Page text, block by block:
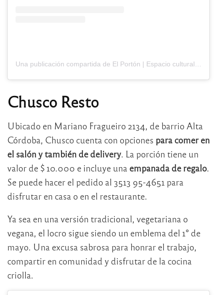
Chusco Resto
Ubicado en Mariano Fragueiro 2134, de barrio Alta
Córdoba, Chusco cuenta con opciones para comer en
el salón y también de delivery. La porción tiene un
valor de $ 10.000 e incluye una empanada de regalo.
Se puede hacer el pedido al 3513 95-4651 para
disfrutar en casa o en el restaurante.
Ya sea en una versión tradicional, vegetariana o
vegana, el locro sigue siendo un emblema del 1° de
mayo. Una excusa sabrosa para honrar el trabajo,
compartir en comunidad y disfrutar de la cocina
criolla.